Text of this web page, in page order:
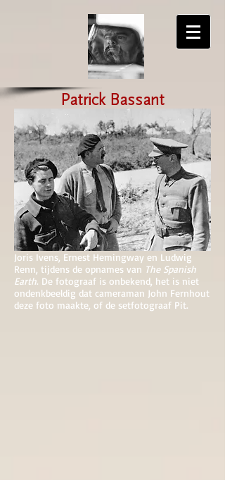
Patrick Bassant
Joris Ivens, Ernest Hemingway en Ludwig
Renn, tijdens de opnames van The Spanish
Earth. De fotograaf is onbekend, het is niet
ondenkbeeldig dat cameraman John Fernhout
deze foto maakte, of de setfotograaf Pit.